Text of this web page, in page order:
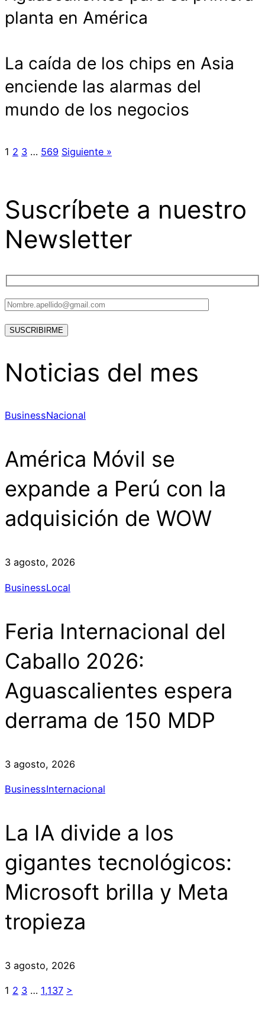
planta en América
La caída de los chips en Asia
enciende las alarmas del
mundo de los negocios
1 2 3 … 569 Siguiente »
Suscríbete a nuestro
Newsletter
Noticias del mes
BusinessNacional
América Móvil se
expande a Perú con la
adquisición de WOW
3 agosto, 2026
BusinessLocal
Feria Internacional del
Caballo 2026:
Aguascalientes espera
derrama de 150 MDP
3 agosto, 2026
BusinessInternacional
La IA divide a los
gigantes tecnológicos:
Microsoft brilla y Meta
tropieza
3 agosto, 2026
1 2 3 … 1,137 >